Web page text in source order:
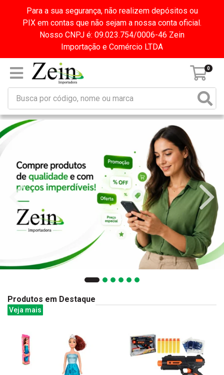
Para a sua segurança, não realizem depósitos ou
PIX em contas que não sejam a nossa conta oficial.
Nosso CNPJ é: 09.023.754/0006-46 Zein
Importação e Comércio LTDA
0
Produtos em Destaque
Veja mais